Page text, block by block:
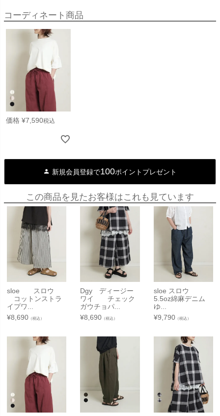
コーディネート商品
価格 ¥7,590税込
新規会員登録で100ポイントプレゼント
この商品を見たお客様はこれも見ています
sloe スロウ
コットンストラ
イプワ...
¥8,690 （税込）
Dgy ディージー
ワイ チェック
ガウチョパ...
¥8,690 （税込）
sloe スロウ
5.5oz綿麻デニム
ゆ...
¥9,790（税込）